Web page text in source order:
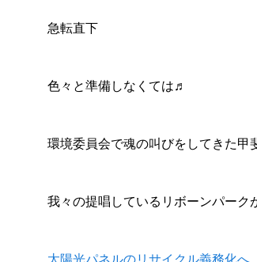
急転直下
色々と準備しなくては♬
環境委員会で魂の叫びをしてきた甲
我々の提唱しているリボーンパーク
太陽光パネルのリサイクル義務化